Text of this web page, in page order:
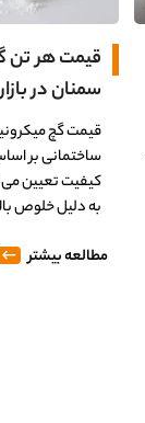
قیمت هر تن
سمنان در
قیمت گچ
ساختمانی بر
کیفیت تعیین
به دلیل خلوص
مطالعه بیشتر